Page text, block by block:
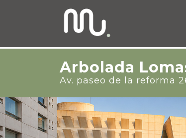
Arbolada
Av. paseo de la reforma